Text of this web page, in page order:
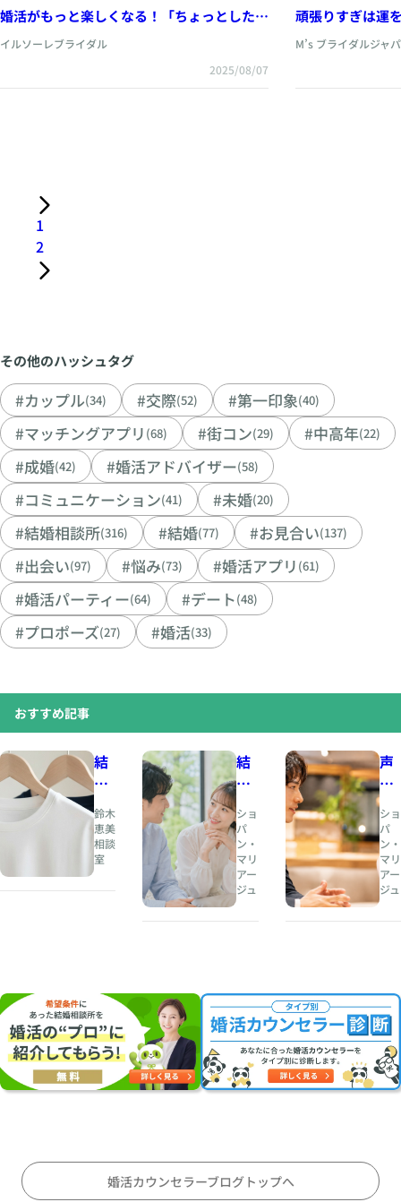
婚活がもっと楽しくなる！「ちょっとした工
イルソーレブライダル
2025/08/07
頑張りすぎは運
京・丸の内）で
く婚活”のすすめ
M’s ブライダルジャ
1
2
その他のハッシュタグ
#カップル(34) #交際(52) #第一印象(40)
#マッチングアプリ (68) #街コン(29) #中高年(22)
#成婚(42) #婚活アドバイザー(58)
#コミュニケーション(41) #未婚(20)
#結婚相談所(316) #結婚(77) #お見合い(137)
#出会い(97) #悩み(73) #婚活アプリ (61)
#婚活パーティー(64) #デート(48)
#プロポーズ(27) #婚活(33)
おすすめ記事
結
婚
相
談
所
夏
お
見
合
い
に
メ
鈴木
恵美
相談
室
結
婚
と
は
、
人
生
を
見
つ
け
る
対
等
ショ
パ
ン・
マリ
アー
ジュ
声
の
印
象
が
恋
愛
右
す
る
理
由
テ
ショ
パ
ン・
マリ
アー
ジュ
婚活カウンセラーブログトップへ